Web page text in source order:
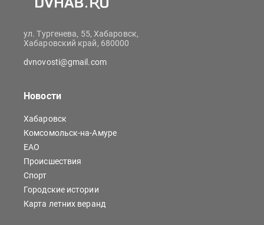
ул. Тургенева, 55, Хабаровск,
Хабаровский край, 680000
dvnovosti@gmail.com
Новости
Хабаровск
Комсомольск-на-Амуре
ЕАО
Происшествия
Спорт
Городские истории
Карта летних веранд